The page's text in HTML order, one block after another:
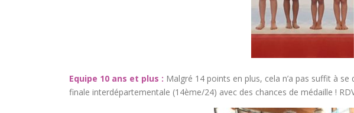
Equipe 10 ans et plus : Malgré 14 points en plus, cela n’a pas suffit à
finale interdépartementale (14ème/24) avec des chances de médaille !